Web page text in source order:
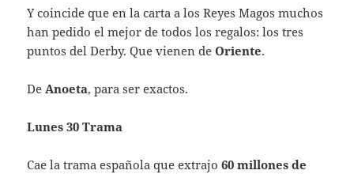
Y coincide que en la carta a los Reyes Magos muchos
han pedido el mejor de todos los regalos: los tres
puntos del Derby. Que vienen deOriente.
DeAnoeta, para ser exactos.
Lunes 30 Trama
Cae la trama española que extrajo60 millones de